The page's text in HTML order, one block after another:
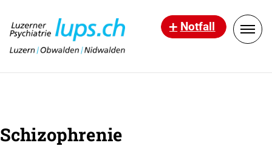
Notfall
Schizophrenie